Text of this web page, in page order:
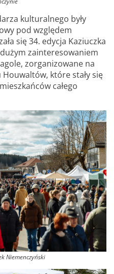
kulturalnego były
pod względem
się 34. edycja Kaziuczka
zainteresowaniem
zorganizowane na
które stały się
całego
Niemenczyński